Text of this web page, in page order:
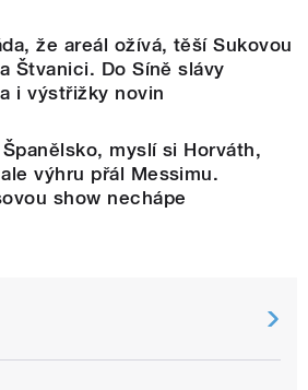
že areál ožívá, těší Sukovou
Štvanici. Do Síně slávy
i výstřižky novin
myslí si Horváth,
výhru přál Messimu.
show nechápe